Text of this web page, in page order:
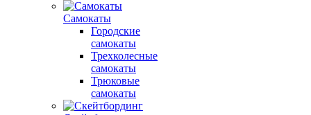
Самокаты
Городские
самокаты
Трехколесные
самокаты
Трюковые
самокаты